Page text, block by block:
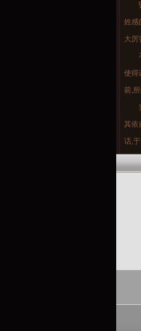
姓感
大厉
使得
前,所
其依
话,
做是
是
成